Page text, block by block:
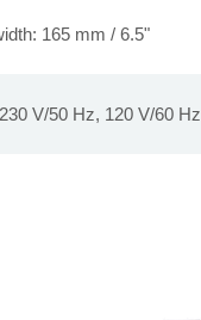
165 mm / 6.5"
V/50 Hz, 120 V/60 Hz